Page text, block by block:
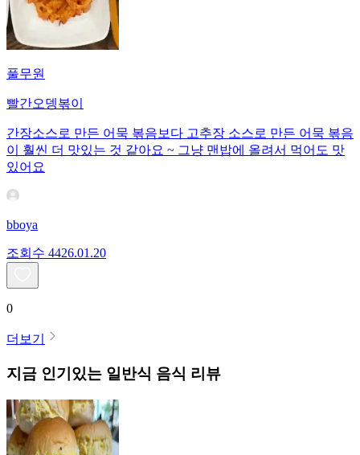
풀무원
빨간오뎅볶이
간장소스로 만든 어묵 볶음보다 고추장 소스로 만든 어묵 볶음
이 훨씬 더 맛있는 것 같아요 ~ 그냥 맨밥에 올려서 먹어도 맛
있어요
bboya
조회수 4426.01.20
0
더보기
지금 인기있는 일반식 음식 리뷰